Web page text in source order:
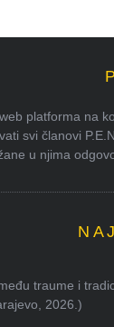
platforma na
svi članovi
u njima
traume i
2026.)